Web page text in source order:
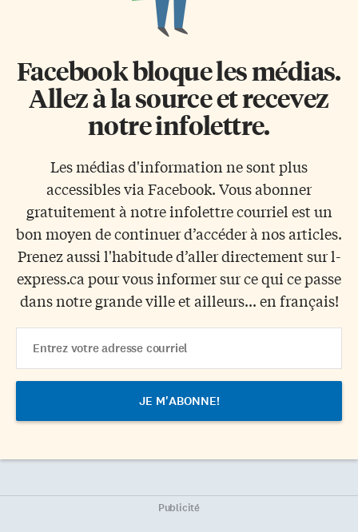
Facebook bloque les médias.
Allez à la source et recevez
notre infolettre.
Les médias d'information ne sont plus
accessibles via Facebook. Vous abonner
gratuitement à notre infolettre courriel est un
bon moyen de continuer d’accéder à nos articles.
Prenez aussi l'habitude d’aller directement sur l-
express.ca pour vous informer sur ce qui ce passe
dans notre grande ville et ailleurs... en français!
Address
Publicité